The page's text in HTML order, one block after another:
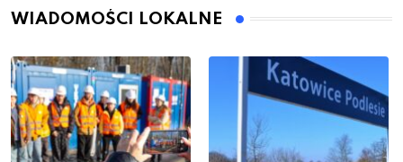
WIADOMOŚCI LOKALNE